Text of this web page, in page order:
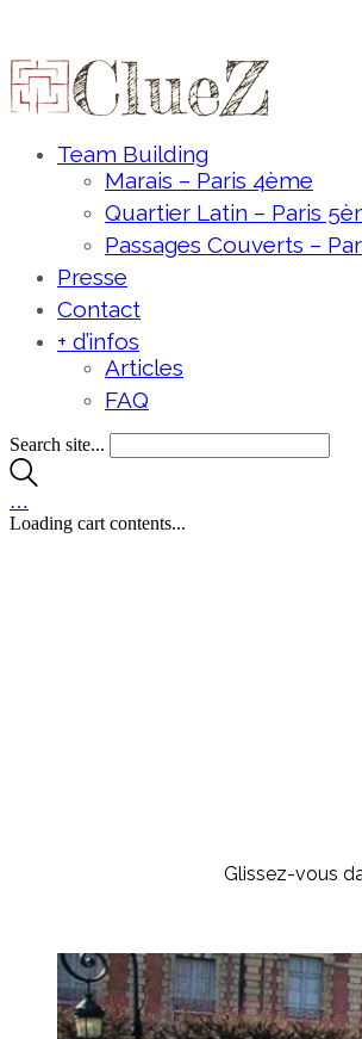
Team Building
Marais – Paris 4ème
Quartier Latin – Paris
Passages Couverts –
Presse
Contact
+ d’infos
Articles
FAQ
Search site...
…
Loading cart contents...
Glissez-vous